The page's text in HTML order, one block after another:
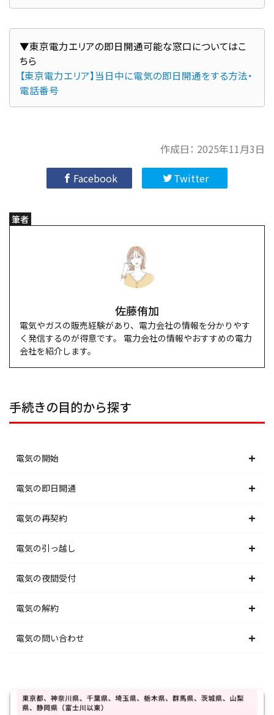
▼東京電力エリアの即日開通可能な窓口についてはこ
【東京電力エリア】当日中に電気の即日開通をする方法・
電話番号
作成日： 2025年11月3日
Facebook
Twitter
筆者
佐藤侑加
電気やガスの販売経験があり、電力会社の情報を分かりやす
く発信するのが得意です。 電力会社の情報やおすすめの電力
会社を紹介します。
手続きの目的から探す
電気の開始
北海道電力エリア
東北電力エリア
東京電力エリア
北陸電力エリア
中部電力エリア
関西電力エリア
四国電力エリア
電気の即日開通
北海道電力エリア
東北電力エリア
東京電力エリア
北陸電力エリア
中部電力エリア
中国電力エリア
電気の再契約
北海道電力エリア
東北電力エリア
東京電力エリア
北陸電力エリア
関西電力エリア
電気の引っ越し
北海道電力エリア
東北電力エリア
東京電力エリア
中部電力エリア
電気の夜間受付
北海道電力エリア
東北電力エリア
北陸電力エリア
電気の解約
北海道電力エリア
東京電力エリア
電気の問い合わせ
東北電力エリア